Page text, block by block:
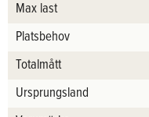
Max last
Platsbehov
Totalmått
Ursprungsland